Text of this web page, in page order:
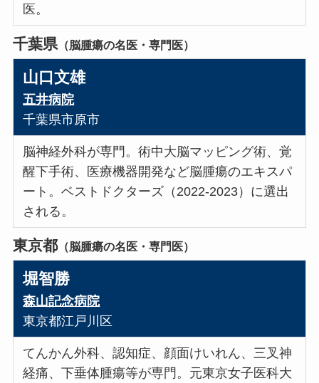
医。
千葉県（脳腫瘍の名医・専門医）
山口文雄
五井病院
千葉県市原市
脳神経外科が専門。術中大脳マッピング術、覚
醒下手術、医療機器開発など脳腫瘍のエキスパ
ート。ベストドクターズ（2022-2023）に選出
される。
東京都（脳腫瘍の名医・専門医）
堀智勝
森山記念病院
東京都江戸川区
てんかん外科、認知症、顔面けいれん、三叉神
経痛、下垂体腫瘍等が専門。元東京女子医科大